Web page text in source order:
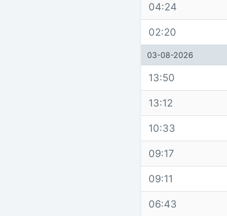
04:24
02:20
03-08-2026
13:50
13:12
10:33
09:17
09:11
06:43